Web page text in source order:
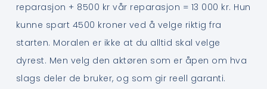
reparasjon + 8500 kr vår reparasjon = 13 000 kr. Hun
kunne spart 4500 kroner ved å velge riktig fra
starten. Moralen er ikke at du alltid skal velge
dyrest. Men velg den aktøren som er åpen om hva
slags deler de bruker, og som gir reell garanti.